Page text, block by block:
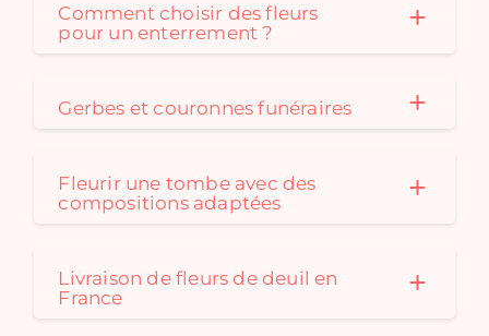
Comment choisir des fleurs
pour un enterrement ?
Gerbes et couronnes funéraires
Fleurir une tombe avec des
compositions adaptées
Livraison de fleurs de deuil en
France